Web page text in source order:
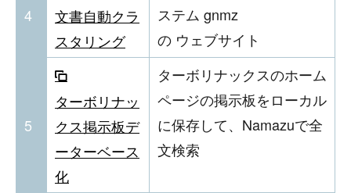
4
文書自動クラ
スタリング
ステム gnmz
の ウェブサイト
5
ターボリナッ
クス掲示板デ
ーターベース
化
ターボリナックスのホーム
ページの掲示板をローカル
に保存して、Namazuで全
文検索